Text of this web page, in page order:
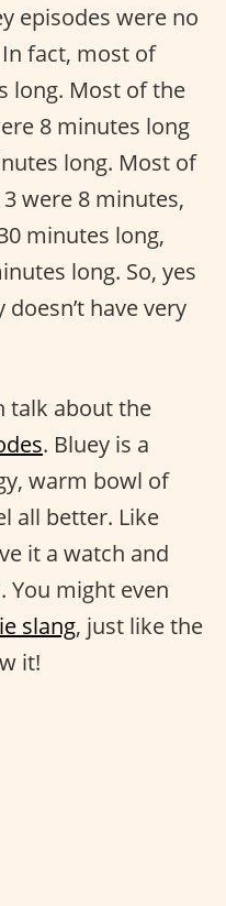
episodes were no
fact, most of
long. Most of the
8 minutes long
long. Most of
were 8 minutes,
minutes long,
long. So, yes
doesn’t have very
talk about the
. Bluey is a
warm bowl of
all better. Like
it a watch and
You might even
slang, just like the
it!